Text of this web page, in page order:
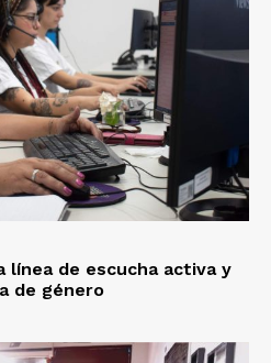
línea de escucha activa y
de género